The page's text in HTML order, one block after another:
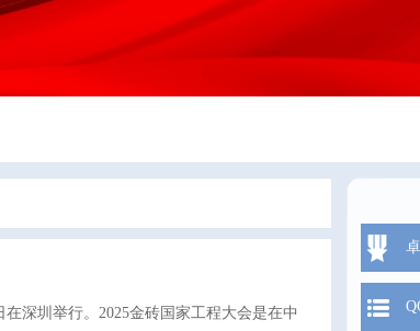
深圳举行。2025金砖国家工程大会是在中